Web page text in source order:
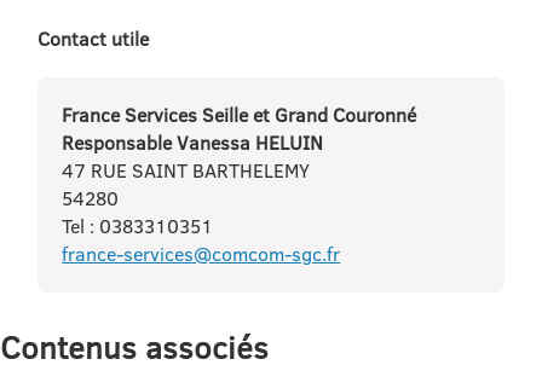
Contact utile
France Services Seille et Grand Couronné
Responsable Vanessa HELUIN
47 RUE SAINT BARTHELEMY
54280
Tel : 0383310351
france-services@comcom-sgc.fr
Contenus associés